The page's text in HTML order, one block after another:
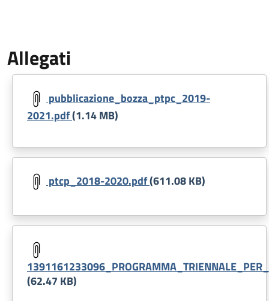
Allegati
pubblicazione_bozza_ptpc_2019-
2021.pdf(1.14 MB)
ptcp_2018-2020.pdf(611.08 KB)
(62.47 KB)